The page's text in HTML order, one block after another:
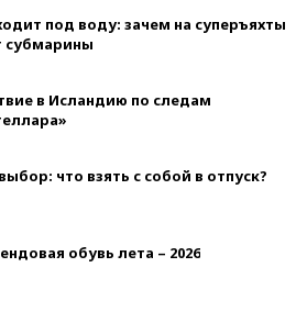
под воду: зачем на суперъяхты
субмарины
в Исландию по следам
что взять с собой в отпуск?
обувь лета – 2026